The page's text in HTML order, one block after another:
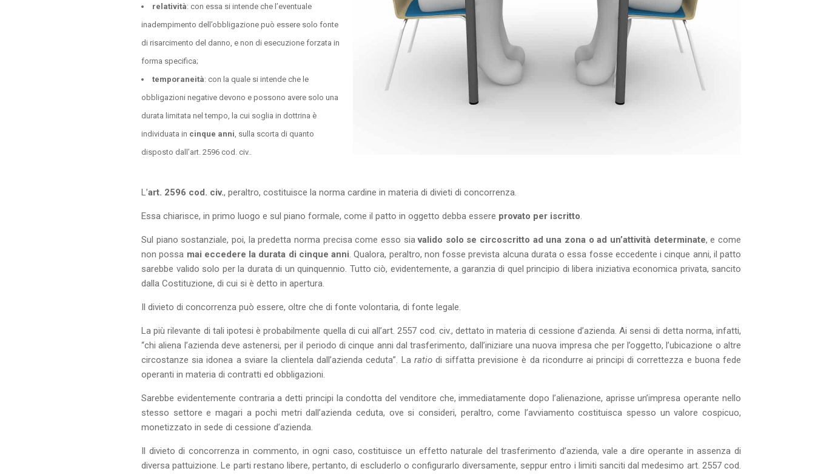
relatività: con essa si intende che l’eventuale
inadempimento dell’obbligazione può essere solo fonte
di risarcimento del danno, e non di esecuzione forzata in
forma specifica;
temporaneità: con la quale si intende che le
obbligazioni negative devono e possono avere solo una
durata limitata nel tempo, la cui soglia in dottrina è
individuata in cinque anni, sulla scorta di quanto
disposto dall’art. 2596 cod. civ..
L’art. 2596 cod. civ., peraltro, costituisce la norma cardine in materia di divieti di concorrenza.
Essa chiarisce, in primo luogo e sul piano formale, come il patto in oggetto debba essere provato per iscritto.
Sul piano sostanziale, poi, la predetta norma precisa come esso siavalido solo se circoscritto ad una zona o ad un’attività determinate, e come
non possa mai eccedere la durata di cinque anni. Qualora, peraltro, non fosse prevista alcuna durata o essa fosse eccedente i cinque anni, il patto
sarebbe valido solo per la durata di un quinquennio. Tutto ciò, evidentemente, a garanzia di quel principio di libera iniziativa economica privata, sancito
dalla Costituzione, di cui si è detto in apertura.
Il divieto di concorrenza può essere, oltre che di fonte volontaria, di fonte legale.
La più rilevante di tali ipotesi è probabilmente quella di cui all’art. 2557 cod. civ., dettato in materia di cessione d’azienda. Ai sensi di detta norma, infatti,
“chi aliena l’azienda deve astenersi, per il periodo di cinque anni dal trasferimento, dall’iniziare una nuova impresa che per l’oggetto, l’ubicazione o altre
circostanze sia idonea a sviare la clientela dall’azienda ceduta”. La ratiodi siffatta previsione è da ricondurre ai principi di correttezza e buona fede
operanti in materia di contratti ed obbligazioni.
Sarebbe evidentemente contraria a detti principi la condotta del venditore che, immediatamente dopo l’alienazione, aprisse un’impresa operante nello
stesso settore e magari a pochi metri dall’azienda ceduta, ove si consideri, peraltro, come l’avviamento costituisca spesso un valore cospicuo,
monetizzato in sede di cessione d’azienda.
Il divieto di concorrenza in commento, in ogni caso, costituisce un effetto naturale del trasferimento d’azienda, vale a dire operante in assenza di
diversa pattuizione. Le parti restano libere, pertanto, di escluderlo o configurarlo diversamente, seppur entro i limiti sanciti dal medesimo art. 2557 cod.